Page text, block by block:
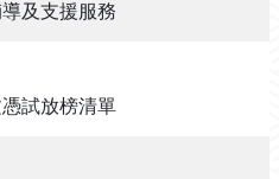
及支援服務
試放榜清單